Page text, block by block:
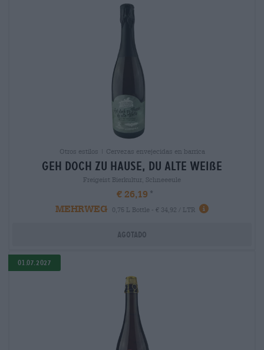
Otros estilos | Cervezas envejecidas en barrica
geh doch zu hause, du alte weiße
Freigeist Bierkultur, Schneeeule
€ 26,19
MEHRWEG
0,75 L Bottle - € 34,92 / LTR
Agotado
01.07.2027